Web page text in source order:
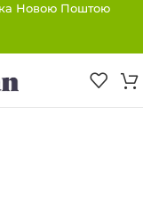
Новою Поштою